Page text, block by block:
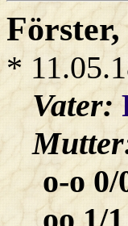
Förster,
*
Vater:
o-o 0/